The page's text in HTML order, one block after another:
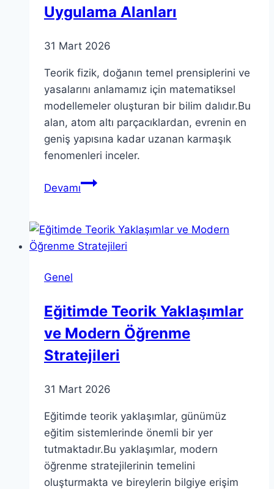
Uygulama Alanları
31 Mart 2026
Teorik fizik, doğanın temel prensiplerini ve
yasalarını anlamamız için matematiksel
modellemeler oluşturan bir bilim dalıdır.Bu
alan, atom altı parçacıklardan, evrenin en
geniş yapısına kadar uzanan karmaşık
fenomenleri inceler.
DevamıTeorik
İlkeler
ve
Genel
Eğitimde Teorik Yaklaşımlar
ve Modern Öğrenme
Stratejileri
31 Mart 2026
Eğitimde teorik yaklaşımlar, günümüz
eğitim sistemlerinde önemli bir yer
tutmaktadır.Bu yaklaşımlar, modern
öğrenme stratejilerinin temelini
oluşturmakta ve bireylerin bilgiye erişim